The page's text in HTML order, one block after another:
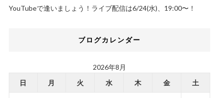
YouTubeで逢いましょう！ライブ配信は6/24(水)、19:00〜！
ブログカレンダー
2026年8月
日
月 火 水 木 金 土